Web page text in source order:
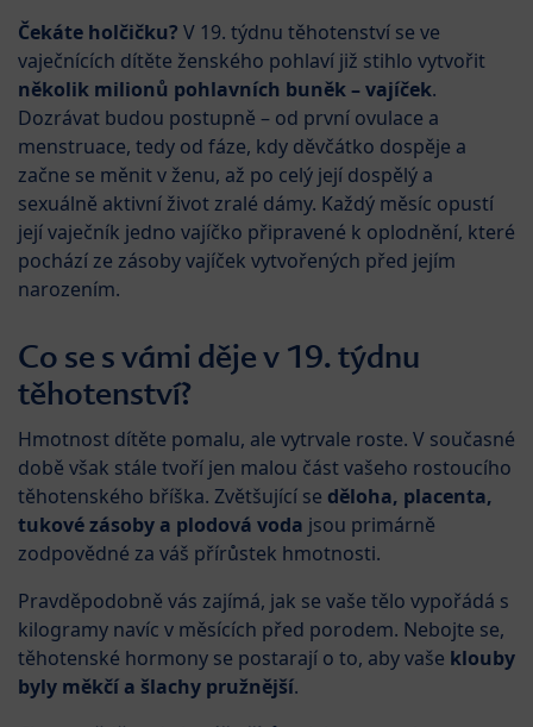
Čekáte holčičku? V 19. týdnu těhotenství se ve
vaječnících dítěte ženského pohlaví již stihlo vytvořit
několik milionů pohlavních buněk – vajíček.
Dozrávat budou postupně – od první ovulace a
menstruace, tedy od fáze, kdy děvčátko dospěje a
začne se měnit v ženu, až po celý její dospělý a
sexuálně aktivní život zralé dámy. Každý měsíc opustí
její vaječník jedno vajíčko připravené k oplodnění, které
pochází ze zásoby vajíček vytvořených před jejím
narozením.
Co se s vámi děje v 19. týdnu
těhotenství?
Hmotnost dítěte pomalu, ale vytrvale roste. V současné
době však stále tvoří jen malou část vašeho rostoucího
těhotenského bříška. Zvětšující se děloha, placenta,
tukové zásoby a plodová voda jsou primárně
zodpovědné za váš přírůstek hmotnosti.
Pravděpodobně vás zajímá, jak se vaše tělo vypořádá s
kilogramy navíc v měsících před porodem. Nebojte se,
těhotenské hormony se postarají o to, aby vaše klouby
byly měkčí a šlachy pružnější.